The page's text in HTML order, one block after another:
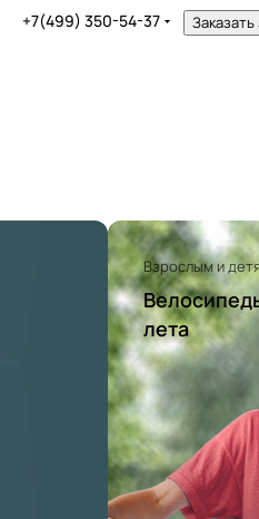
+7(499) 350-54-37
Взрослым и
лета